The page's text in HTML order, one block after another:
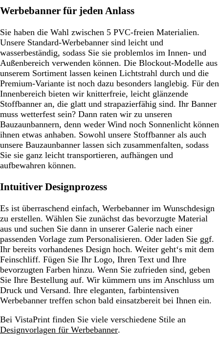
Werbebanner für jeden Anlass
Sie haben die Wahl zwischen 5 PVC-freien Materialien.
Unsere Standard-Werbebanner sind leicht und
wasserbeständig, sodass Sie sie problemlos im Innen- und
Außenbereich verwenden können. Die Blockout-Modelle aus
unserem Sortiment lassen keinen Lichtstrahl durch und die
Premium-Variante ist noch dazu besonders langlebig. Für den
Innenbereich bieten wir knitterfreie, leicht glänzende
Stoffbanner an, die glatt und strapazierfähig sind. Ihr Banner
muss wetterfest sein? Dann raten wir zu unseren
Bauzaunbannern, denn weder Wind noch Sonnenlicht können
ihnen etwas anhaben. Sowohl unsere Stoffbanner als auch
unsere Bauzaunbanner lassen sich zusammenfalten, sodass
Sie sie ganz leicht transportieren, aufhängen und
aufbewahren können.
Intuitiver Designprozess
Es ist überraschend einfach, Werbebanner im Wunschdesign
zu erstellen. Wählen Sie zunächst das bevorzugte Material
aus und suchen Sie dann in unserer Galerie nach einer
passenden Vorlage zum Personalisieren. Oder laden Sie ggf.
Ihr bereits vorhandenes Design hoch. Weiter geht‘s mit dem
Feinschliff. Fügen Sie Ihr Logo, Ihren Text und Ihre
bevorzugten Farben hinzu. Wenn Sie zufrieden sind, geben
Sie Ihre Bestellung auf. Wir kümmern uns im Anschluss um
Druck und Versand. Ihre eleganten, farbintensiven
Werbebanner treffen schon bald einsatzbereit bei Ihnen ein.
Bei VistaPrint finden Sie viele verschiedene Stile an
Designvorlagen für Werbebanner.